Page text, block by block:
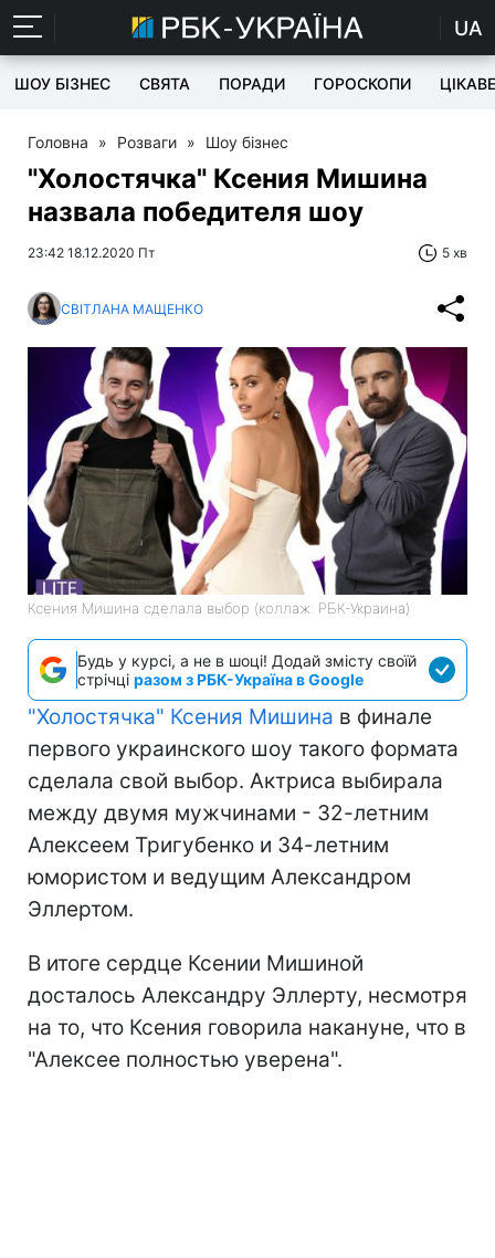
UA
ШОУ БІЗНЕС СВЯТА ПОРАДИ ГОРОСКОПИ ЦІКАВЕ
Головна » Розваги » Шоу бізнес
"Холостячка" Ксения Мишина
назвала победителя шоу
23:42 18.12.2020 Пт 5 хв
СВІТЛАНА МАЩЕНКО
Ксения Мишина сделала выбор (коллаж: РБК-Украина)
Будь у курсі, а не в шоці! Додай змісту своїй
стрічці разом з РБК-Україна в Google
"Холостячка" Ксения Мишина в финале
первого украинского шоу такого формата
сделала свой выбор. Актриса выбирала
между двумя мужчинами - 32-летним
Алексеем Тригубенко и 34-летним
юмористом и ведущим Александром
Эллертом.
В итоге сердце Ксении Мишиной
досталось Александру Эллерту, несмотря
на то, что Ксения говорила накануне, что в
"Алексее полностью уверена".